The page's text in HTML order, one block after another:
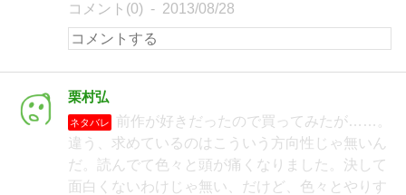
コメント(0) 2013/08/28
栗村弘
ネタバレ
前作が好きだったので買ってみたが……。
違う、求めているのはこういう方向性じゃ無いん
だ。読んでて色々と頭が痛くなりました。決して
面白くないわけじゃ無い、だけど、色々とやりす